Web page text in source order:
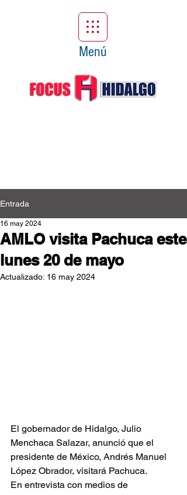
Menú
Entrada
AMLO visita Pachuca este
lunes 20 de mayo
16 may 2024
Actualizado: 16 may 2024
El gobernador de Hidalgo, Julio
Menchaca Salazar, anunció que el
presidente de México, Andrés Manuel
López Obrador, visitará Pachuca.
En entrevista con medios de